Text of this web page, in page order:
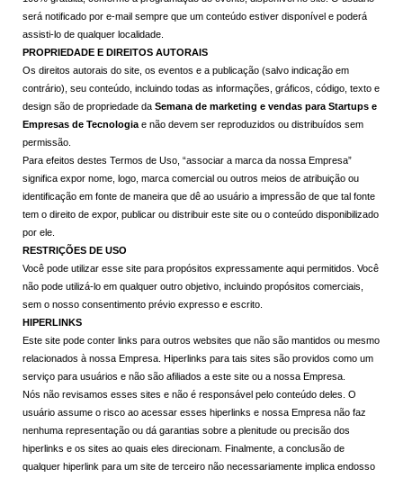
será notificado por e-mail sempre que um conteúdo estiver disponível e poderá
assisti-lo de qualquer localidade.
PROPRIEDADE E DIREITOS AUTORAIS
Os direitos autorais do site, os eventos e a publicação (salvo indicação em
contrário), seu conteúdo, incluindo todas as informações, gráficos, código, texto e
design são de propriedade da Semana de marketing e vendas para Startups e
Empresas de Tecnologia e não devem ser reproduzidos ou distribuídos sem
permissão.
Para efeitos destes Termos de Uso, “associar a marca da nossa Empresa”
significa expor nome, logo, marca comercial ou outros meios de atribuição ou
identificação em fonte de maneira que dê ao usuário a impressão de que tal fonte
tem o direito de expor, publicar ou distribuir este site ou o conteúdo disponibilizado
por ele.
RESTRIÇÕES DE USO
Você pode utilizar esse site para propósitos expressamente aqui permitidos. Você
não pode utilizá-lo em qualquer outro objetivo, incluindo propósitos comerciais,
sem o nosso consentimento prévio expresso e escrito.
HIPERLINKS
Este site pode conter links para outros websites que não são mantidos ou mesmo
relacionados à nossa Empresa. Hiperlinks para tais sites são providos como um
serviço para usuários e não são afiliados a este site ou a nossa Empresa.
Nós não revisamos esses sites e não é responsável pelo conteúdo deles. O
usuário assume o risco ao acessar esses hiperlinks e nossa Empresa não faz
nenhuma representação ou dá garantias sobre a plenitude ou precisão dos
hiperlinks e os sites ao quais eles direcionam. Finalmente, a conclusão de
qualquer hiperlink para um site de terceiro não necessariamente implica endosso